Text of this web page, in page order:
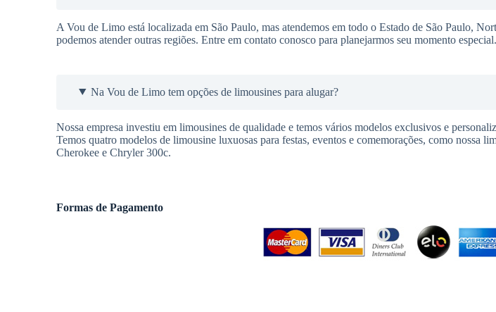
A Vou de Limo está localizada em São Paulo, mas atendemos em todo o Estado de São Paulo,
podemos atender outras regiões. Entre em contato conosco para planejarmos seu momento especial.
Na Vou de Limo tem opções de limousines para alugar?
Nossa empresa investiu em limousines de qualidade e temos vários modelos exclusivos e
Temos quatro modelos de limousine luxuosas para festas, eventos e comemorações, como nossa
Cherokee e Chryler 300c.
Formas de Pagamento